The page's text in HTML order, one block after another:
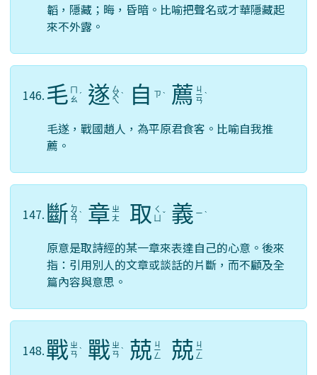
韜，隱藏；晦，昏暗。比喻把聲名或才華隱藏起
來不外露。
146. 毛 ㄇ
ㄠ ˊ 遂 ㄙ
ㄨ
ㄟ
ˋ 自 ㄗ ˋ 薦 ㄐ
ㄧ
ㄢ
ˋ
毛遂，戰國趙人，為平原君食客。比喻自我推
薦。
147. 斷 ㄉ
ㄨ
ㄢ
ˋ 章 ㄓ
ㄤ
取 ㄑ
ˇ 義 ㄧ ˋ
原意是取詩經的某一章來表達自己的心意。後來
指：引用別人的文章或談話的片斷，而不顧及全
篇內容與意思。
148.戰 ㄓ
ㄢ ˋ 戰 ㄓ
ㄢ ˋ 兢 ㄐ
ㄧ
ㄥ 兢 ㄐ
ㄧ
ㄥ